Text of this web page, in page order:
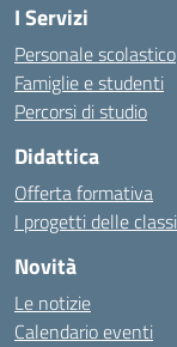
I Servizi
Personale scolastico
Famiglie e studenti
Percorsi di studio
Didattica
Offerta formativa
I progetti delle classi
Novità
Le notizie
Calendario eventi